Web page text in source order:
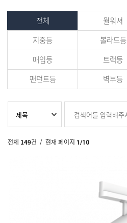
전체 월워셔
지중등
볼라드등
매입등
트랙등
팬던트등
벽부등
전체 149건 / 현재 페이지 1/10